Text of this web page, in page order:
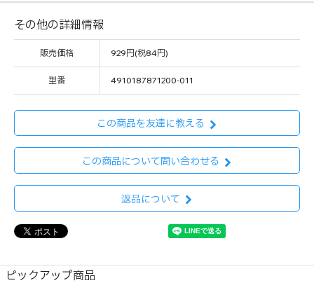
その他の詳細情報
販売価格 929円(税84円)
型番 4910187871200-011
この商品を友達に教える
この商品について問い合わせる
返品について
ピックアップ商品